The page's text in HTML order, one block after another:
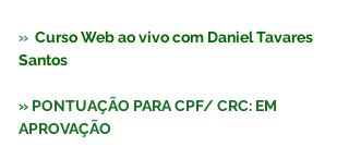
» Curso Web ao vivo com Daniel Tavares
Santos
» PONTUAÇÃO PARA CPF/ CRC: EM
APROVAÇÃO